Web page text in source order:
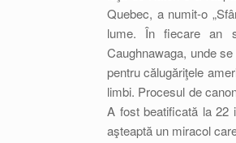
Quebec, a numit-o
lume. În fiecare an
Caughnawaga, unde
pentru călugăriţele
limbi. Procesul de
A fost beatificată la 22
aşteaptă un miracol